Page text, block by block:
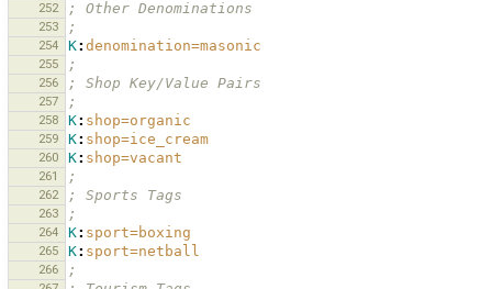
252 ; Other Denominations
253 ;
254 K: denomination=masonic
255 ;
256 ; Shop Key/Value Pairs
257 ;
258 K: shop=organic
259 K: shop=ice_cream
260 K: shop=vacant
261 ;
262 ; Sports Tags
263 ;
264 K: sport=boxing
265 K: sport=netball
266 ;